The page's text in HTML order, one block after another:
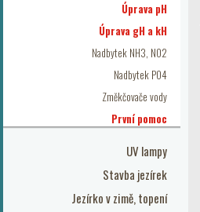
Úprava pH
Úprava gH a kH
Nadbytek NH3, NO2
Nadbytek PO4
Změkčovače vody
První pomoc
UV lampy
Stavba jezírek
Jezírko v zimě, topení